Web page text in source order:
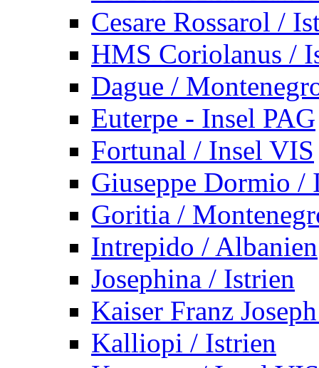
Cesare Rossarol /
HMS Coriolanus /
Dague /
Euterpe - Insel PAG
Fortunal / Insel VIS
Giuseppe Dormio /
Goritia /
Intrepido / Albanien
Josephina / Istrien
Kaiser Franz
Kalliopi / Istrien